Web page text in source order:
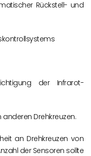
Rückstell- und
der Infrarot-
Drehkreuzen.
an Drehkreuzen von
der Sensoren sollte